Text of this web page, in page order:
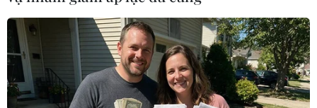
Nền kinh tế Mỹ đang có dấu hiệu phát
triển chậm lại
26/04/2013 01:54
Dù số lượng người thất nghiệp trong tuần vừa qua giảm
mạnh nhưng nền kinh tế lớn nhất thế giới có dấu hiệu